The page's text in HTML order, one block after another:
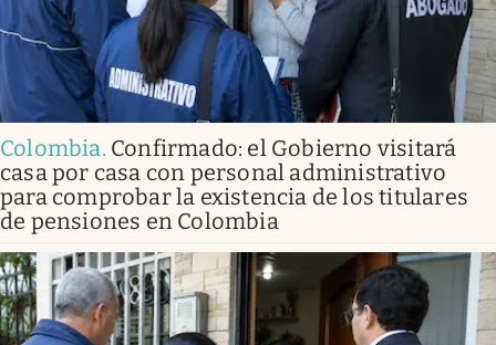
Colombia. Confirmado: el Gobierno visitará
casa por casa con personal administrativo
para comprobar la existencia de los titulares
de pensiones en Colombia